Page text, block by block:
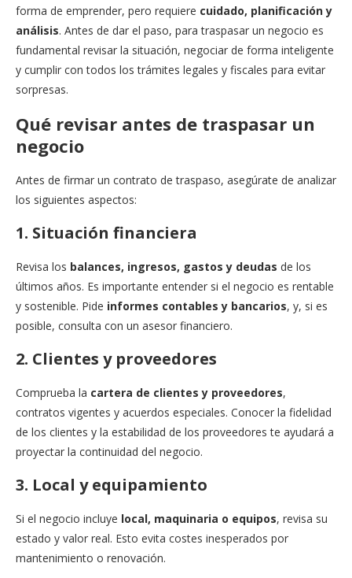
forma de emprender, pero requiere cuidado, planificación y
análisis. Antes de dar el paso, para traspasar un negocio es
fundamental revisar la situación, negociar de forma inteligente
y cumplir con todos los trámites legales y fiscales para evitar
sorpresas.
Qué revisar antes de traspasar un
negocio
Antes de firmar un contrato de traspaso, asegúrate de analizar
los siguientes aspectos:
1. Situación financiera
Revisa los balances, ingresos, gastos y deudas de los
últimos años. Es importante entender si el negocio es rentable
y sostenible. Pide informes contables y bancarios, y, si es
posible, consulta con un asesor financiero.
2. Clientes y proveedores
Comprueba la cartera de clientes y proveedores,
contratos vigentes y acuerdos especiales. Conocer la fidelidad
de los clientes y la estabilidad de los proveedores te ayudará a
proyectar la continuidad del negocio.
3. Local y equipamiento
Si el negocio incluye local, maquinaria o equipos, revisa su
estado y valor real. Esto evita costes inesperados por
mantenimiento o renovación.